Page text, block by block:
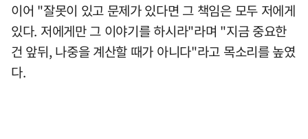
이어 "잘못이 있고 문제가 있다면 그 책임은 모두 저에게
있다. 저에게만 그 이야기를 하시라"라며 "지금 중요한
건 앞뒤, 나중을 계산할 때가 아니다"라고 목소리를 높였
다.